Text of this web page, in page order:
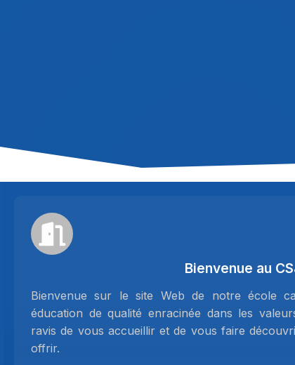
Bienvenue au
Bienvenue sur le site Web de notre école
éducation de qualité enracinée dans les
ravis de vous accueillir et de vous faire
offrir.